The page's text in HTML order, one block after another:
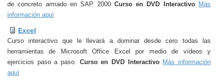
de concreto armado en SAP 2000 Curso en DVD Interactivo Más
información aquí
Excel
Curso interactivo que le llevará a dominar desde cero todas las
herramientas de Microsoft Office Excel por medio de vídeos y
ejercicios paso a paso. Curso en DVD Interactivo Más información
aquí